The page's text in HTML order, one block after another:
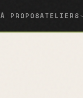
À PROPOSATELIERS